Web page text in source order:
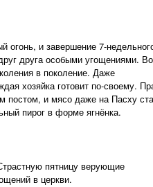
огонь, и завершение 7-
друга особыми угощениями. Во
в поколение. Даже
хозяйка готовит по-своему.
постом, и мясо даже на Пасху
пирог в форме ягнёнка.
пятницу верующие
в церкви.